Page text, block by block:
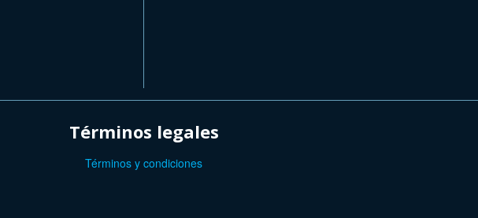
Términos legales
Términos y condiciones